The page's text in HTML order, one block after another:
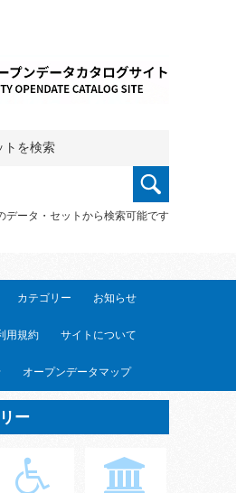
データ・セットから検索可能です
カテゴリー お知らせ
用規約 サイトについて
オープンデータマップ
ー